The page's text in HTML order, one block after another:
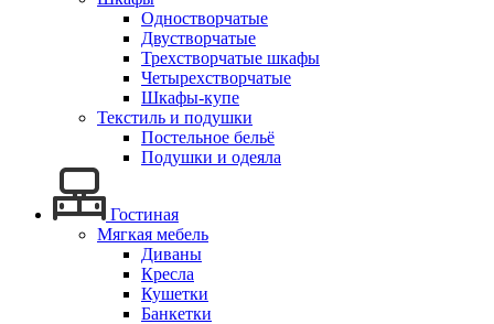
Одностворчатые
Двустворчатые
Трехстворчатые шкафы
Четырехстворчатые
Шкафы-купе
Текстиль и подушки
Постельное бельё
Подушки и одеяла
Гостиная
Мягкая мебель
Диваны
Кресла
Кушетки
Банкетки